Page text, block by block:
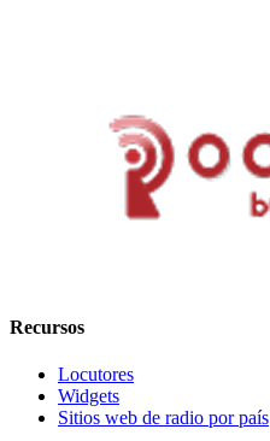
Recursos
Locutores
Widgets
Sitios web de radio por país